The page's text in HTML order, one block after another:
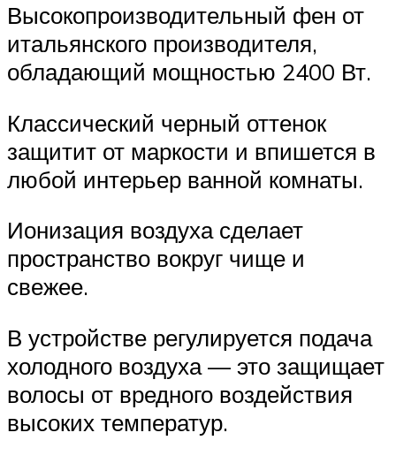
Высокопроизводительный фен от
итальянского производителя,
обладающий мощностью 2400 Вт.
Классический черный оттенок
защитит от маркости и впишется в
любой интерьер ванной комнаты.
Ионизация воздуха сделает
пространство вокруг чище и
свежее.
В устройстве регулируется подача
холодного воздуха — это защищает
волосы от вредного воздействия
высоких температур.